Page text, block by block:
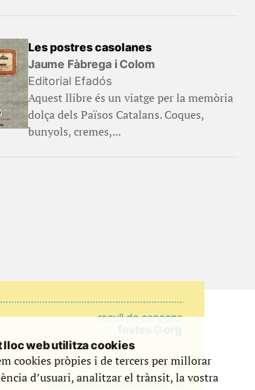
Les postres casolanes
Jaume Fàbrega i Colom
Editorial Efadós
Aquest llibre és un viatge per la memòria
dolça dels Països Catalans. Coques,
bunyols, cremes,...
lloc web utilitza cookies
cookies pròpies i de tercers per millorar
d’usuari, analitzar el trànsit, la vostra